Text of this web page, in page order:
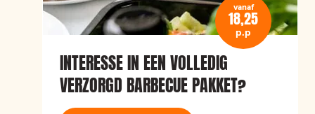
vanaf
18,25
p.p
INTERESSE IN EEN VOLLEDIG
VERZORGD BARBECUE PAKKET?